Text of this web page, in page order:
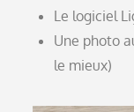
Le logiciel
Une photo
le mieux)